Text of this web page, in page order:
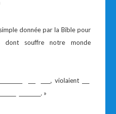
donnée par la Bible pour
dont souffre notre monde
___ ____, violaient ___
_________. »